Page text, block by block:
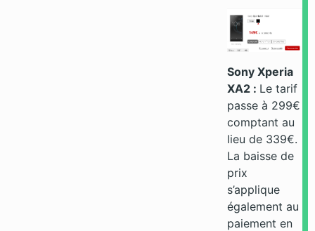
Sony Xperia
XA2 : Le tarif
passe à 299€
comptant au
lieu de 339€.
La baisse de
prix
s’applique
également au
paiement en